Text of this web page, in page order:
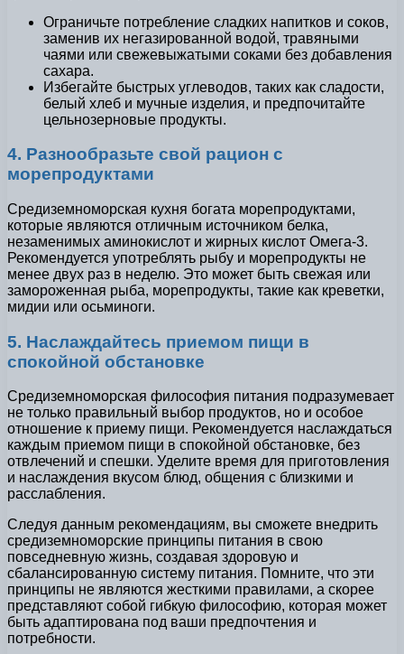
Ограничьте потребление сладких напитков и соков,
заменив их негазированной водой, травяными
чаями или свежевыжатыми соками без добавления
сахара.
Избегайте быстрых углеводов, таких как сладости,
белый хлеб и мучные изделия, и предпочитайте
цельнозерновые продукты.
4. Разнообразьте свой рацион с
морепродуктами
Средиземноморская кухня богата морепродуктами,
которые являются отличным источником белка,
незаменимых аминокислот и жирных кислот Омега-3.
Рекомендуется употреблять рыбу и морепродукты не
менее двух раз в неделю. Это может быть свежая или
замороженная рыба, морепродукты, такие как креветки,
мидии или осьминоги.
5. Наслаждайтесь приемом пищи в
спокойной обстановке
Средиземноморская философия питания подразумевает
не только правильный выбор продуктов, но и особое
отношение к приему пищи. Рекомендуется наслаждаться
каждым приемом пищи в спокойной обстановке, без
отвлечений и спешки. Уделите время для приготовления
и наслаждения вкусом блюд, общения с близкими и
расслабления.
Следуя данным рекомендациям, вы сможете внедрить
средиземноморские принципы питания в свою
повседневную жизнь, создавая здоровую и
сбалансированную систему питания. Помните, что эти
принципы не являются жесткими правилами, а скорее
представляют собой гибкую философию, которая может
быть адаптирована под ваши предпочтения и
потребности.